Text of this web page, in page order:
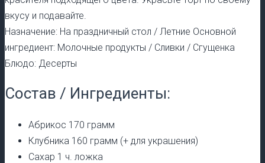
вкусу и подавайте.
Назначение: На праздничный стол / Летние Основной
ингредиент: Молочные продукты / Сливки / Сгущенка
Блюдо: Десерты
Состав / Ингредиенты:
Абрикос 170 грамм
Клубника 160 грамм (+ для украшения)
Сахар 1 ч. ложка